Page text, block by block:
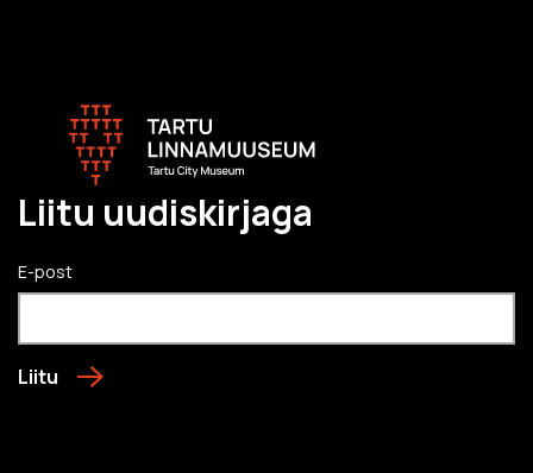
Liitu uudiskirjaga
E-post
Liitu